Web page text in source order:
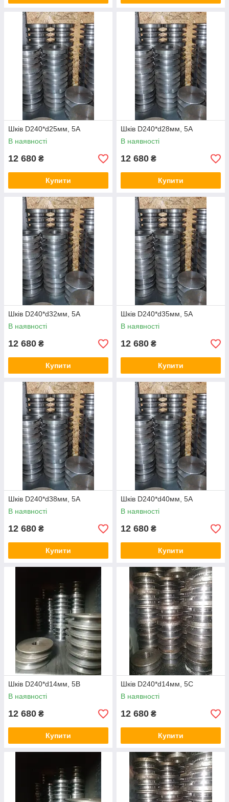
Шків D240*d25мм, 5А
В наявності
12 680 ₴
Купити
Шків D240*d28мм, 5А
В наявності
12 680 ₴
Купити
Шків D240*d32мм, 5А
В наявності
12 680 ₴
Купити
Шків D240*d35мм, 5А
В наявності
12 680 ₴
Купити
Шків D240*d38мм, 5А
В наявності
12 680 ₴
Купити
Шків D240*d40мм, 5А
В наявності
12 680 ₴
Купити
Шків D240*d14мм, 5В
В наявності
12 680 ₴
Купити
Шків D240*d14мм, 5С
В наявності
12 680 ₴
Купити